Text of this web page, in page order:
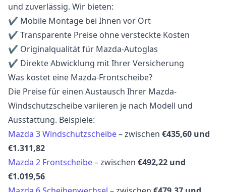
und zuverlässig. Wir bieten:
✔ Mobile Montage bei Ihnen vor Ort
✔ Transparente Preise ohne versteckte Kosten
✔ Originalqualität für Mazda-Autoglas
✔ Direkte Abwicklung mit Ihrer Versicherung
Was kostet eine Mazda-Frontscheibe?
Die Preise für einen Austausch Ihrer Mazda-
Windschutzscheibe variieren je nach Modell und
Ausstattung. Beispiele:
Mazda 3 Windschutzscheibe– zwischen €435,60 und
€1.311,82
Mazda 2 Frontscheibe– zwischen €492,22 und
€1.019,56